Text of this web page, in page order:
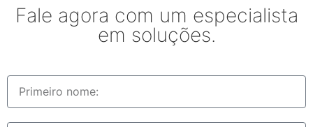
Fale agora com um especialista
em soluções.